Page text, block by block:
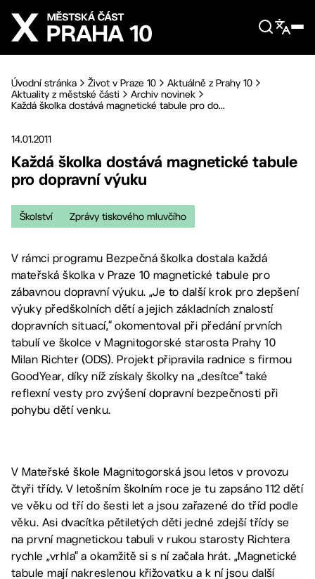
Přejít na hlavní obsah
Úvodní stránka Život v Praze 10
Aktuálně z Prahy 10
Aktuality z městské části
Archiv novinek
Každá školka dostává magnetické tabule pro do...
14.01.2011
Každá školka dostává magnetické tabule
pro dopravní výuku
Školství Zprávy tiskového mluvčího
V rámci programu Bezpečná školka dostala každá
mateřská školka v Praze 10 magnetické tabule pro
zábavnou dopravní výuku. „Je to další krok pro zlepšení
výuky předškolních dětí a jejich základních znalostí
dopravních situací,“ okomentoval při předání prvních
tabulí ve školce v Magnitogorské starosta Prahy 10
Milan Richter (ODS). Projekt připravila radnice s firmou
GoodYear, díky níž získaly školky na „desítce“ také
reflexní vesty pro zvýšení dopravní bezpečnosti při
pohybu dětí venku.
V Mateřské škole Magnitogorská jsou letos v provozu
čtyři třídy. V letošním školním roce je tu zapsáno 112 dětí
ve věku od tří do šesti let a jsou zařazené do tříd podle
věku. Asi dvacítka pětiletých děti jedné zdejší třídy se
na první magnetickou tabuli v rukou starosty Richtera
rychle „vrhla“ a okamžitě si s ní začala hrát. „Magnetické
tabule mají nakreslenou křižovatku a k ní jsou další